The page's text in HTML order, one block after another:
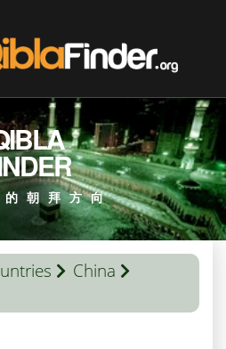
的朝拜方向
China